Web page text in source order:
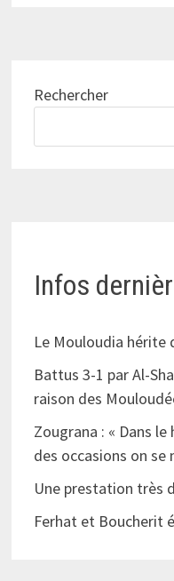
Rechercher
Infos
Le Mouloudia hérite
Battus 3-1 par Al-
raison des
Zougrana : « Dans
des occasions on se
Une prestation très
Ferhat et Boucherit